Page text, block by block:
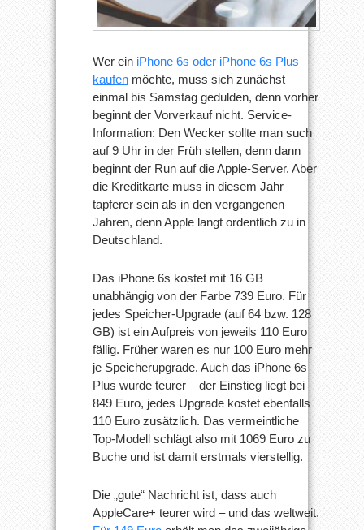
Wer ein iPhone 6s oder iPhone 6s Plus
kaufen möchte, muss sich zunächst
einmal bis Samstag gedulden, denn vorher
beginnt der Vorverkauf nicht. Service-
Information: Den Wecker sollte man such
auf 9 Uhr in der Früh stellen, denn dann
beginnt der Run auf die Apple-Server. Aber
die Kreditkarte muss in diesem Jahr
tapferer sein als in den vergangenen
Jahren, denn Apple langt ordentlich zu in
Deutschland.
Das iPhone 6s kostet mit 16 GB
unabhängig von der Farbe 739 Euro. Für
jedes Speicher-Upgrade (auf 64 bzw. 128
GB) ist ein Aufpreis von jeweils 110 Euro
fällig. Früher waren es nur 100 Euro mehr
je Speicherupgrade. Auch das iPhone 6s
Plus wurde teurer – der Einstieg liegt bei
849 Euro, jedes Upgrade kostet ebenfalls
110 Euro zusätzlich. Das vermeintliche
Top-Modell schlägt also mit 1069 Euro zu
Buche und ist damit erstmals vierstellig.
Die „gute“ Nachricht ist, dass auch
AppleCare+ teurer wird – und das weltweit.